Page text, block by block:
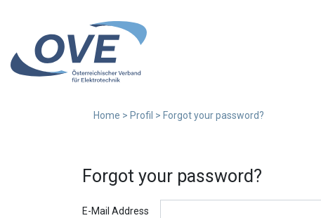
Home > Profil > Forgot your password?
Forgot your password?
E-Mail Address